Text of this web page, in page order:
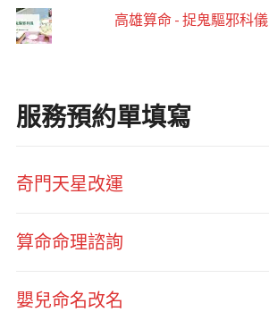
高雄算命 - 捉鬼驅邪科儀
服務預約單填寫
奇門天星改運
算命命理諮詢
嬰兒命名改名